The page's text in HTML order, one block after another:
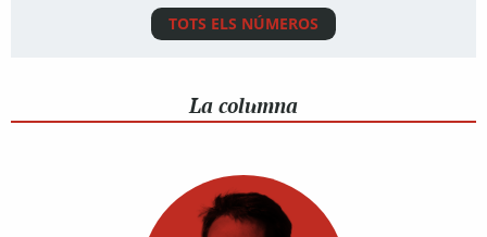
TOTS ELS NÚMEROS
La columna